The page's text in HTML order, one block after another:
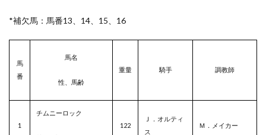
*補欠馬：馬番13、14、15、16
馬
番
馬名
性、馬齢
重量 騎手 調教師
1
チムニーロック
122
Ｊ．オルティ
ス
Ｍ．メイカー